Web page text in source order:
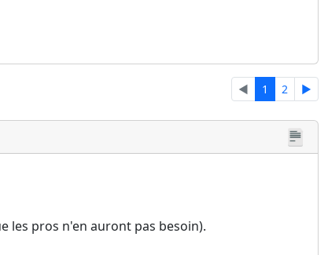
◄ 1 2 ►
les pros n'en auront pas besoin).